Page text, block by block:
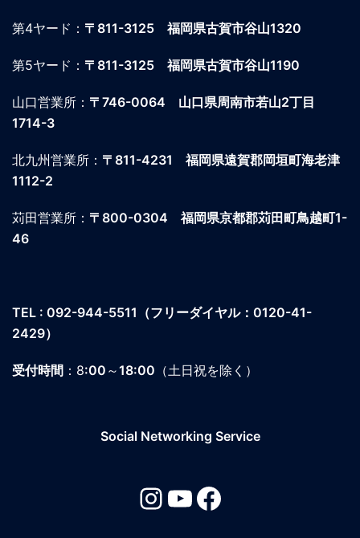
第4ヤード： 〒811-3125 福岡県古賀市谷山1320
第5ヤード： 〒811-3125 福岡県古賀市谷山1190
山口営業所： 〒746-0064 山口県周南市若山2丁目
1714-3
北九州営業所： 〒811-4231 福岡県遠賀郡岡垣町海老津
1112-2
苅田営業所： 〒800-0304 福岡県京都郡苅田町鳥越町1-
46
TEL : 092-944-5511 （フリーダイヤル：0120-41-
2429）
受付時間 ：8:00 ～18:00 （土日祝を除く）
Social Networking Service
Instagram
YouTube
Facebook